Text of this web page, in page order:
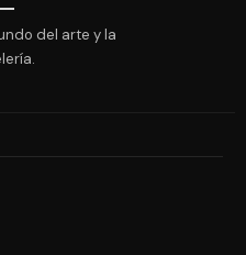
del arte y la